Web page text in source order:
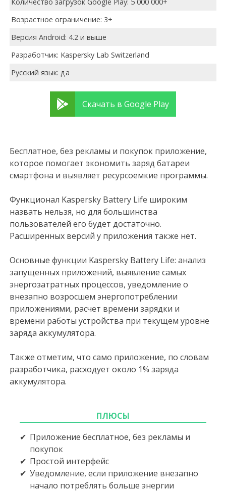
Возрастное ограничение: 3+
Версия Android: 4.2 и выше
Разработчик: Kaspersky Lab Switzerland
Русский язык: да
Скачать в Google Play
Бесплатное, без рекламы и покупок приложение,
которое помогает экономить заряд батареи
смартфона и выявляет ресурсоемкие программы.
Функционал Kaspersky Battery Life широким
назвать нельзя, но для большинства
пользователей его будет достаточно.
Расширенных версий у приложения также нет.
Основные функции Kaspersky Battery Life: анализ
запущенных приложений, выявление самых
энергозатратных процессов, уведомление о
внезапно возросшем энергопотреблении
приложениями, расчет времени зарядки и
времени работы устройства при текущем уровне
заряда аккумулятора.
Также отметим, что само приложение, по словам
разработчика, расходует около 1% заряда
аккумулятора.
ПЛЮСЫ
Приложение бесплатное, без рекламы и
покупок
Простой интерфейс
Уведомление, если приложение внезапно
начало потреблять больше энергии